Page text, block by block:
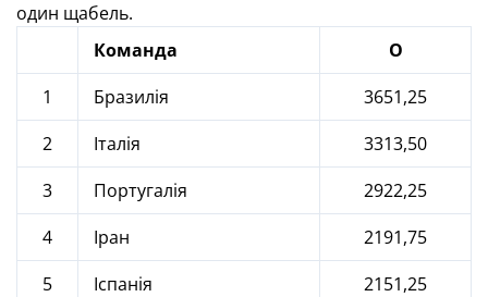
один щабель.
Команда
О
1
Бразилія
3651,25
2
Італія
3313,50
3
Португалія
2922,25
4
Іран
2191,75
5
Іспанія
2151,25